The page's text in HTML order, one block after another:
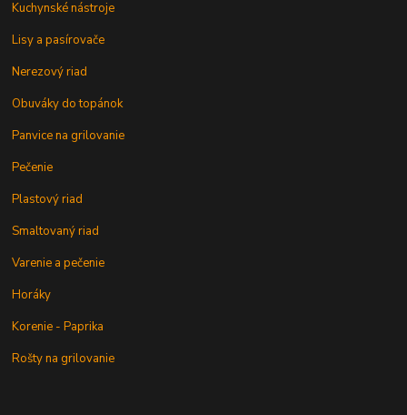
Kuchynské nástroje
Lisy a pasírovače
Nerezový riad
Obuváky do topánok
Panvice na grilovanie
Pečenie
Plastový riad
Smaltovaný riad
Varenie a pečenie
Horáky
Korenie - Paprika
Rošty na grilovanie